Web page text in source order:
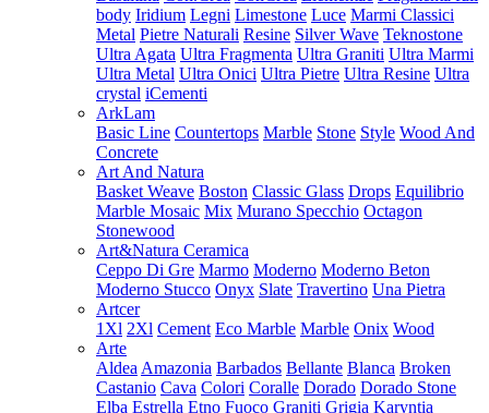
body Iridium Legni Limestone Luce Marmi Classici
Metal Pietre Naturali Resine Silver Wave Teknostone
Ultra Agata Ultra Fragmenta Ultra Graniti Ultra Marmi
Ultra Metal Ultra Onici Ultra Pietre Ultra Resine Ultra
crystal iCementi
ArkLam
Basic Line Countertops Marble Stone Style Wood And
Concrete
Art And Natura
Basket Weave Boston Classic Glass Drops Equilibrio
Marble Mosaic Mix Murano Specchio Octagon
Stonewood
Art&Natura Ceramica
Ceppo Di Gre Marmo Moderno Moderno Beton
Moderno Stucco Onyx Slate Travertino Una Pietra
Artcer
1Xl 2Xl Cement Eco Marble Marble Onix Wood
Arte
Aldea Amazonia Barbados Bellante Blanca Broken
Castanio Cava Colori Coralle Dorado Dorado Stone
Elba Estrella Etno Fuoco Graniti Grigia Karyntia